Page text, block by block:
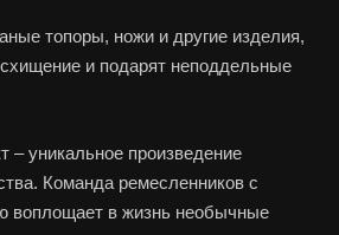
топоры, ножи и другие изделия,
и подарят неподдельные
– уникальное произведение
Команда ремесленников с
воплощает в жизнь необычные